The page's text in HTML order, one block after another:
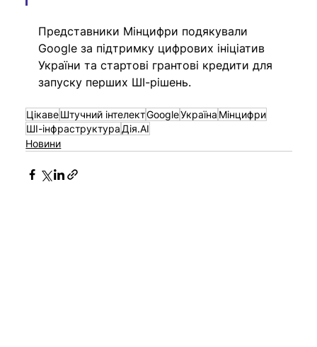
Представники Мінцифри подякували
Google за підтримку цифрових ініціатив
України та стартові грантові кредити для
запуску перших ШІ-рішень.
ЦікавеШтучний інтелектGoogleУкраїна Мінцифри
ШІ-інфраструктура Дія.AI
Новини